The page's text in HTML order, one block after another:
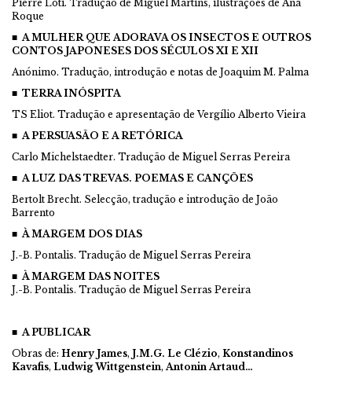
Pierre Loti. Tradução de Miguel Martins, ilustrações de Ana
Roque
■ A MULHER QUE ADORAVA OS INSECTOS E OUTROS
CONTOS JAPONESES DOS SÉCULOS XI E XII
Anónimo. Tradução, introdução e notas de Joaquim M. Palma
■ TERRA INÓSPITA
TS Eliot. Tradução e apresentação de Vergílio Alberto Vieira
■ A PERSUASÃO E A RETÓRICA
Carlo Michelstaedter. Tradução de Miguel Serras Pereira
■ A LUZ DAS TREVAS. POEMAS E CANÇÕES
Bertolt Brecht. Selecção, tradução e introdução de João
Barrento
■À MARGEM DOS DIAS
J.-B. Pontalis. Tradução de Miguel Serras Pereira
■À MARGEM DAS NOITES
J.-B. Pontalis. Tradução de Miguel Serras Pereira
■ A PUBLICAR
Obras de: Henry James, J.M.G. Le Clézio, Konstandinos
Kavafis, Ludwig Wittgenstein,Antonin Artaud…